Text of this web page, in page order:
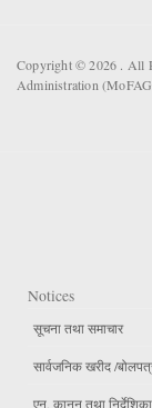
Copyright © 2026 . All
Administration
Notices
सूचना तथा समाचार
सार्वजनिक खरीद /
एन, कानुन तथा निर्देशिका